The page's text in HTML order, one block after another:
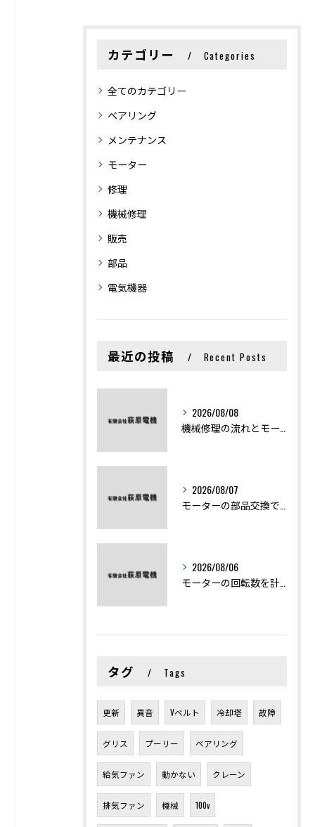
カテゴリー Categories
全てのカテゴリー
ベアリング
メンテナンス
モーター
修理
機械修理
販売
部品
電気機器
最近の投稿 Recent Posts
2026/08/08
2026/08/07
2026/08/06
タグ Tags
更新 異音 Vベルト 冷却塔 故障
グリス プーリー ベアリング
給気ファン 動かない クレーン
排気ファン 機械 100v